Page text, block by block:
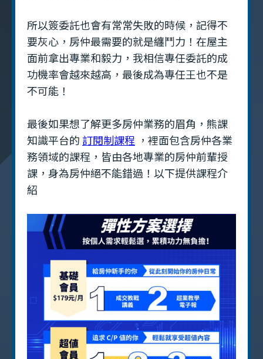
所以簽委託也會有常常失敗的時候，記得不
要灰心，房仲最需要的就是纏鬥力！在屋主
面前拿出專業和毅力，我相信專任委託的成
功機率會越來越高，最後成為專任王也不是
不可能！
最後如果想了解更多房仲業務的眉角，熊課
知識平台的 訂閱制課程 ，裡面包含房仲各業
務領域的課程，皆由各地專業的房仲前輩授
課，身為房仲絕不能錯過！以下提供課程介
紹